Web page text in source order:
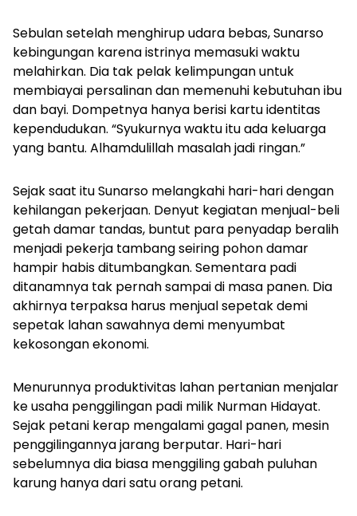
Sebulan setelah menghirup udara bebas, Sunarso
kebingungan karena istrinya memasuki waktu
melahirkan. Dia tak pelak kelimpungan untuk
membiayai persalinan dan memenuhi kebutuhan ibu
dan bayi. Dompetnya hanya berisi kartu identitas
kependudukan. “Syukurnya waktu itu ada keluarga
yang bantu. Alhamdulillah masalah jadi ringan.”
Sejak saat itu Sunarso melangkahi hari-hari dengan
kehilangan pekerjaan. Denyut kegiatan menjual-beli
getah damar tandas, buntut para penyadap beralih
menjadi pekerja tambang seiring pohon damar
hampir habis ditumbangkan. Sementara padi
ditanamnya tak pernah sampai di masa panen. Dia
akhirnya terpaksa harus menjual sepetak demi
sepetak lahan sawahnya demi menyumbat
kekosongan ekonomi.
Menurunnya produktivitas lahan pertanian menjalar
ke usaha penggilingan padi milik Nurman Hidayat.
Sejak petani kerap mengalami gagal panen, mesin
penggilingannya jarang berputar. Hari-hari
sebelumnya dia biasa menggiling gabah puluhan
karung hanya dari satu orang petani.